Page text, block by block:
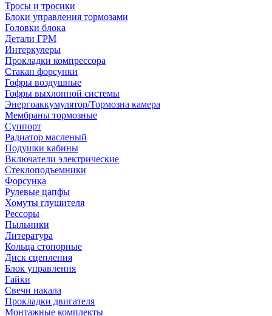
Тросы и тросики
Блоки управления тормозами
Головки блока
Детали ГРМ
Интеркулеры
Прокладки компрессора
Стакан форсунки
Гофры воздушные
Гофры выхлопной системы
Энергоаккумулятор/Тормозна камера
Мембраны тормозные
Суппорт
Радиатор масленый
Подушки кабины
Включатели электрические
Стеклоподъемники
Форсунка
Рулевые цапфы
Хомуты глушителя
Рессоры
Пыльники
Литература
Кольца стопорные
Диск сцепления
Блок управления
Гайки
Свечи накала
Прокладки двигателя
Монтажные комплекты